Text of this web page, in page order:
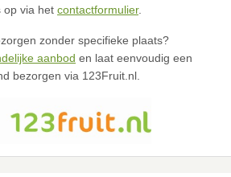
op via het contactformulier.
zonder specifieke plaats?
aanbod en laat eenvoudig een
bezorgen via 123Fruit.nl.